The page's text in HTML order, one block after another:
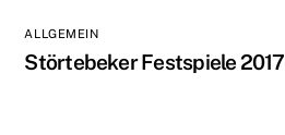
ALLGEMEIN
Störtebeker Festspiele 2017